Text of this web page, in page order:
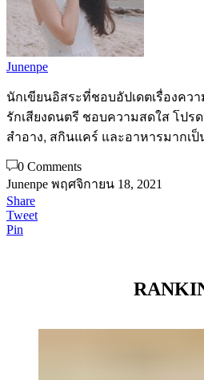
Junenpe
นักเขียนอิสระที่ชอบอัปเดตเรื่องคว
รักเสียงดนตรี ชอบความสดใส โปร
สำอาง, สกินแคร์ และอาหารมากเป็
0 Comments
Junenpe พฤศจิกายน 18, 2021
Share
Tweet
Pin